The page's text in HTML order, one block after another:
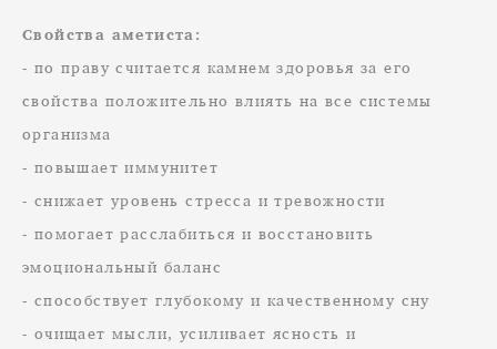
Свойства аметиста:
- по праву считается камнем здоровья за его
свойства положительно влиять на все системы
организма
- повышает иммунитет
- снижает уровень стресса и тревожности
- помогает расслабиться и восстановить
эмоциональный баланс
- способствует глубокому и качественному сну
- очищает мысли, усиливает ясность и